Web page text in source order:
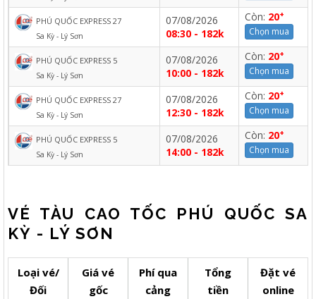
PHÚ QUỐC EXPRESS 27
Sa Kỳ - Lý Sơn
07/08/2026
08:30 - 182k
Còn: 20+
Chọn mua
PHÚ QUỐC EXPRESS 5
Sa Kỳ - Lý Sơn
07/08/2026
10:00 - 182k
Còn: 20+
Chọn mua
PHÚ QUỐC EXPRESS 27
Sa Kỳ - Lý Sơn
07/08/2026
12:30 - 182k
Còn: 20+
Chọn mua
PHÚ QUỐC EXPRESS 5
Sa Kỳ - Lý Sơn
07/08/2026
14:00 - 182k
Còn: 20+
Chọn mua
VÉ TÀU CAO TỐC PHÚ QUỐC SA
KỲ - LÝ SƠN
Loại vé/
Đối
Giá vé
gốc
Phí qua
cảng
Tổng
tiền
Đặt vé
online